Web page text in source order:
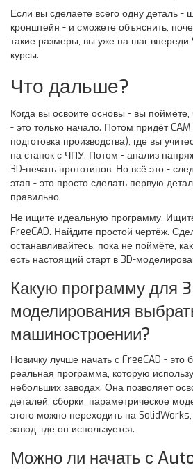
Если вы сделаете всего одну деталь -
кронштейн - и сможете объяснить,
такие размеры, вы уже на шаг
курсы.
Что дальше?
Когда вы освоите основы - вы
- это только начало. Потом придёт CAM
подготовка производства), где вы
на станок с ЧПУ. Потом - анализ
3D-печать прототипов. Но всё это -
этап - это просто сделать первую
правильно.
Не ищите идеальную программу.
FreeCAD. Найдите простой чертёж.
останавливайтесь, пока не поймёте,
есть настоящий старт в 3D-
Какую программу для
моделирования
машиностроении?
Новичку лучше начать с FreeCAD - это
реальная программа, которую
небольших заводах. Она позволяет
деталей, сборки, параметрическое
этого можно переходить на
завод, где он используется.
Можно ли начать с